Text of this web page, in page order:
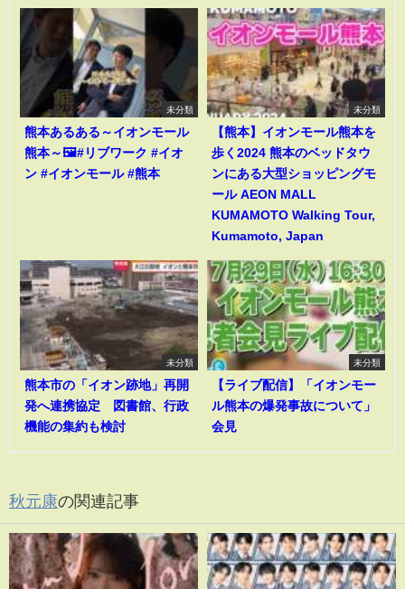
未分類
熊本あるある～イオンモール
熊本～🖼️#リブワーク #イオ
ン #イオンモール #熊本
未分類
【熊本】イオンモール熊本を
歩く2024 熊本のベッドタウ
ンにある大型ショッピングモ
ール AEON MALL
KUMAMOTO Walking Tour,
Kumamoto, Japan
未分類
熊本市の「イオン跡地」再開
発へ連携協定 図書館、行政
機能の集約も検討
未分類
【ライブ配信】「イオンモー
ル熊本の爆発事故について」
会見
秋元康の関連記事